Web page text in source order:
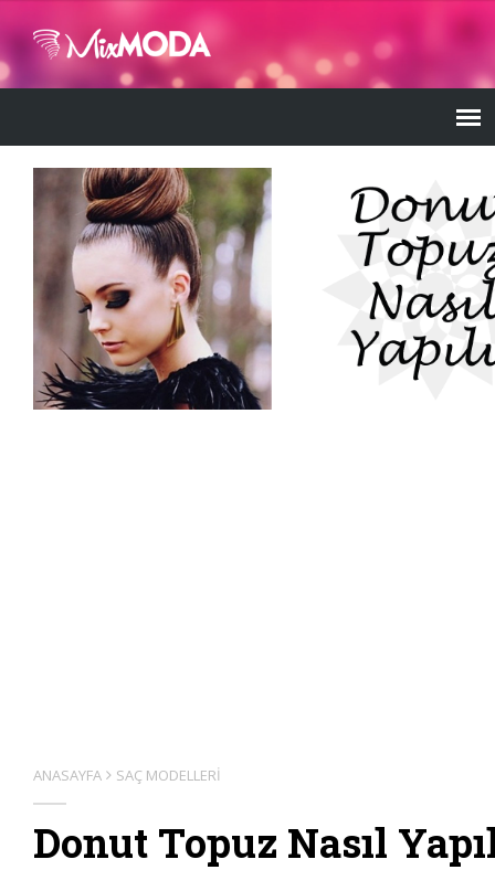
ANASAYFA SAÇ MODELLERI
Donut Topuz Nasıl